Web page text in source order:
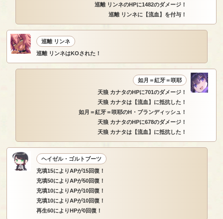
巡離 リンネのHPに1482のダメージ！
巡離 リンネに【流血】を付与！
巡離 リンネ
巡離 リンネはKOされた！
如月＝紅牙＝咲耶
天狼 カナタのHPに701のダメージ！
天狼 カナタは【流血】に抵抗した！
如月＝紅牙＝咲耶のH・ブランディッシュ！
天狼 カナタのHPに678のダメージ！
天狼 カナタは【流血】に抵抗した！
ヘイゼル・ゴルトブーツ
充填15によりAPが15回復！
充填50によりAPが50回復！
充填10によりAPが10回復！
充填10によりAPが10回復！
再生60によりHPが0回復！